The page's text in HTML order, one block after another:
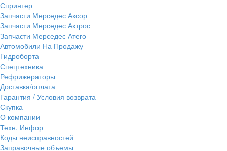
Спринтер
Запчасти Мерседес Аксор
Запчасти Мерседес Актрос
Запчасти Мерседес Атего
Автомобили На Продажу
Гидроборта
Спецтехника
Рефрижераторы
Доставка/оплата
Гарантия / Условия возврата
Скупка
О компании
Техн. Инфор
Коды неисправностей
Заправочные объемы